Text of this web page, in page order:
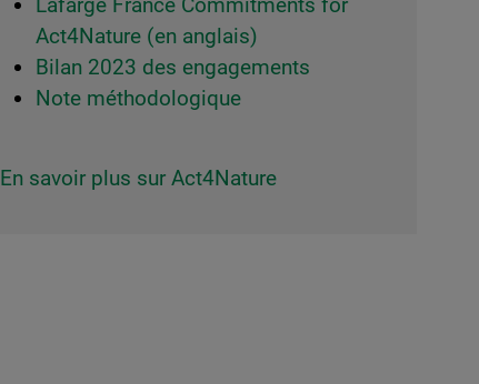
Act4Nature (en anglais)
Bilan 2023 des engagements
Note méthodologique
En savoir plus sur Act4Nature